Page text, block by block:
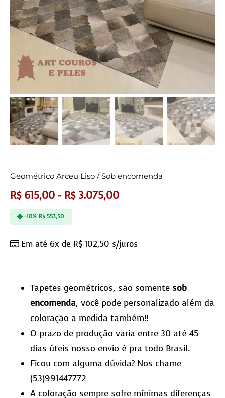
Geométrico Arceu Liso / Sob encomenda
R$615,00 - R$3.075,00
Em até 6x de R$ 102,50 s/juros
-10% R$553,50
Tapetes geométricos, são somente sob
encomenda, você pode personalizado além da
coloração a medida também!!
O prazo de produção varia entre 30 até 45
dias úteis nosso envio é pra todo Brasil.
Ficou com alguma dúvida? Nos chame
(53)991447772
A coloração sempre sofre mínimas diferenças